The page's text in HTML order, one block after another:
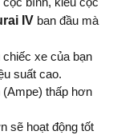
IV ban đầu mà
xe của bạn
suất cao.
thấp hơn
sẽ hoạt động tốt